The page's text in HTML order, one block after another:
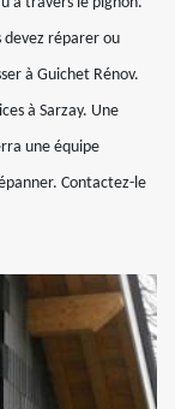
devez réparer ou
à Guichet Rénov.
à Sarzay. Une
une équipe
Contactez-le